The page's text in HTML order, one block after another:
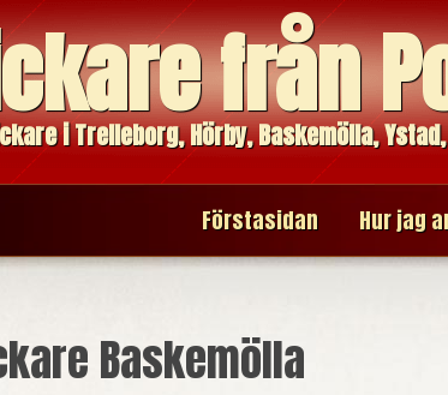
från
i Trelleborg, Hörby, Baskemölla,
Förstasidan Hur jag
Baskemölla